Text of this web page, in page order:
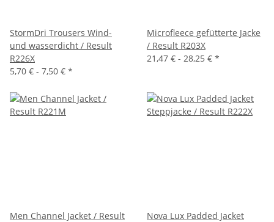
StormDri Trousers Wind-
und wasserdicht / Result
R226X
5,70 € - 7,50 € *
Microfleece gefütterte Jacke
/ Result R203X
21,47 € - 28,25 € *
Men Channel Jacket / Result
Nova Lux Padded Jacket